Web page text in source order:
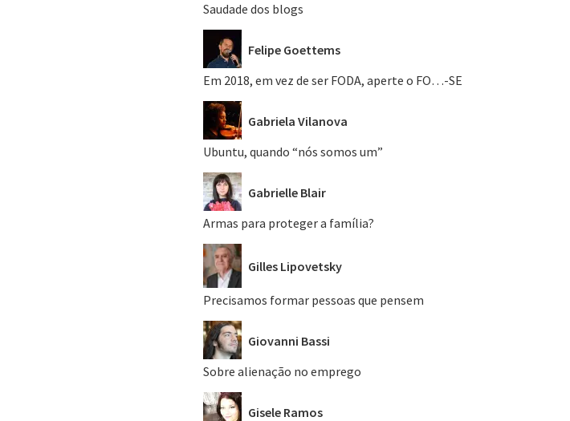
Saudade dos blogs
Felipe Goettems
Em 2018, em vez de ser FODA, aperte o FO…-SE
Gabriela Vilanova
Ubuntu, quando “nós somos um”
Gabrielle Blair
Armas para proteger a família?
Gilles Lipovetsky
Precisamos formar pessoas que pensem
Giovanni Bassi
Sobre alienação no emprego
Gisele Ramos